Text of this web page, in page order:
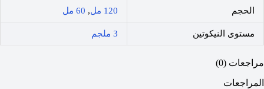
الحجم 120 مل , 60 مل
مستوى النيكوتين 3 ملجم
مراجعات (0)
المراجعات